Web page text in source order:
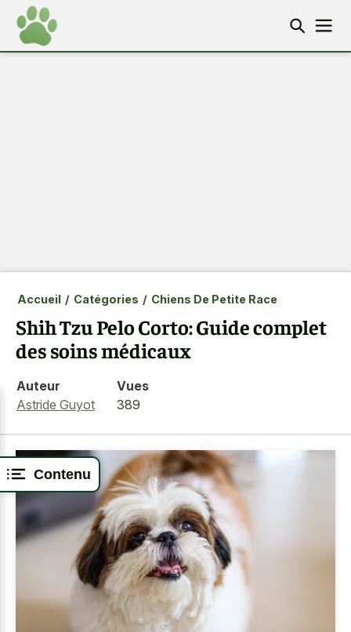
Contenu
Accueil / Catégories / Chiens De Petite Race
Shih Tzu Pelo Corto: Guide complet
des soins médicaux
Auteur
Astride Guyot
Vues
389